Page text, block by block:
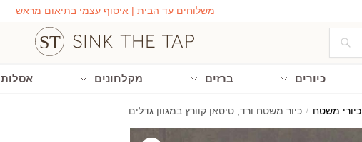
משלוחים עד הבית | איסוף עצמי בתיאום מראש
חיפוש
כיורים ברזים מקלחונים אסלות
כיורי משטח / כיור משטח ורד, טיטאן קוורץ במגוון גדלים